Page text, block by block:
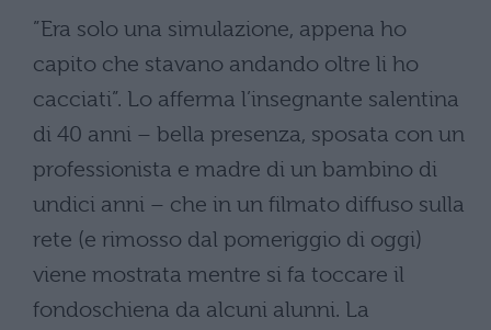
”Era solo una simulazione, appena ho
capito che stavano andando oltre li ho
cacciati”. Lo afferma l’insegnante salentina
di 40 anni – bella presenza, sposata con un
professionista e madre di un bambino di
undici anni – che in un filmato diffuso sulla
rete (e rimosso dal pomeriggio di oggi)
viene mostrata mentre si fa toccare il
fondoschiena da alcuni alunni. La